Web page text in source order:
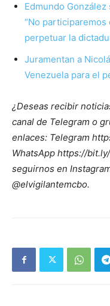
Edmundo
“No participaremos
perpetuar la
Juramentan a
Venezuela para el
¿Deseas recibir
canal de Telegram o
enlaces: Telegram
WhatsApp https://
seguirnos en
@elvigilantemcbo.